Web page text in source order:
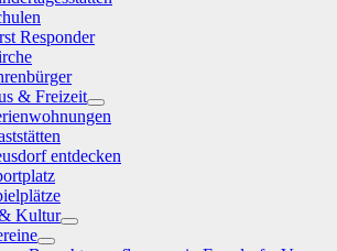
Responder
& Freizeit
Show
sub
entdecken
Kultur
Show
sub